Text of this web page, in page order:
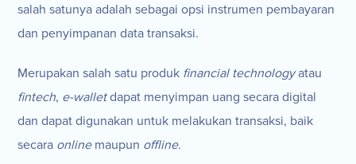
salah satunya adalah sebagai opsi instrumen pembayaran
dan penyimpanan data transaksi.
Merupakan salah satu produk financial technologyatau
fintech, e-walletdapat menyimpan uang secara digital
dan dapat digunakan untuk melakukan transaksi, baik
secara onlinemaupun offline.